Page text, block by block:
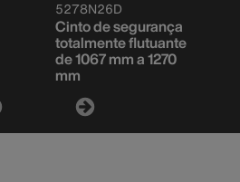
5278N26D
Cinto de segurança
totalmente flutuante
de 1067 mm a 1270
mm